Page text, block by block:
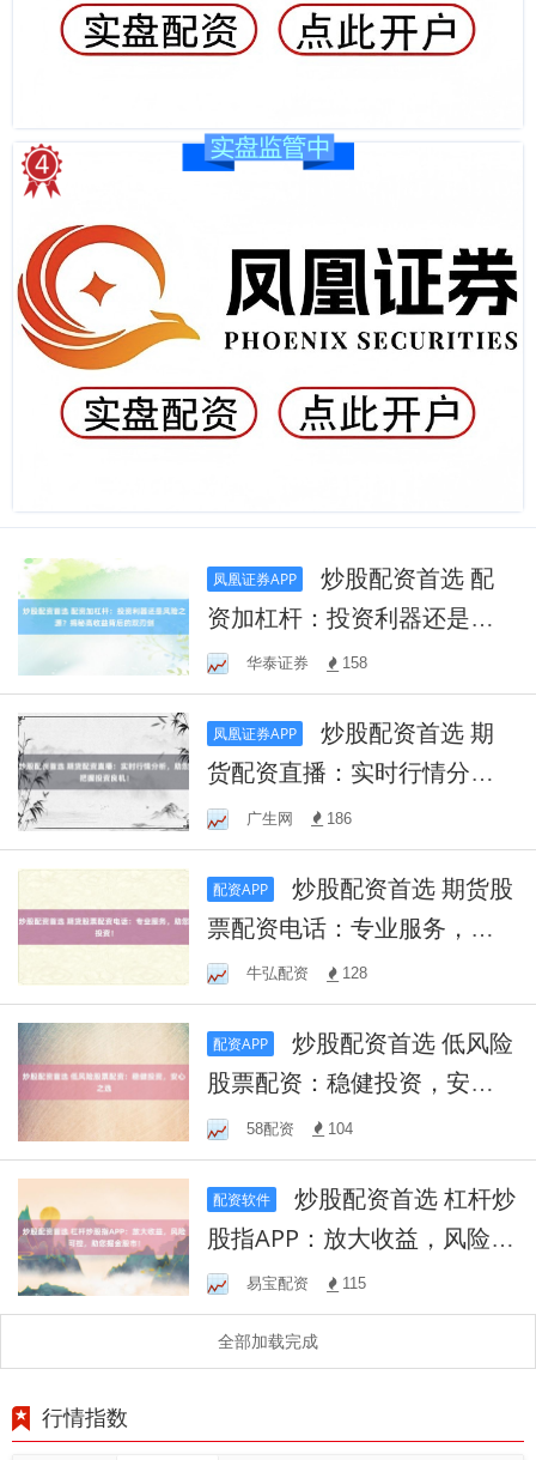
凤凰证券APP
炒股配资首选 配
资加杠杆：投资利器还是风
险之源？揭秘高收益背后的
双刃剑
华泰证券 158
凤凰证券APP
炒股配资首选 期
货配资直播：实时行情分
析，助您把握投资良机！
广生网 186
配资APP
炒股配资首选 期货股
票配资电话：专业服务，助
您投资！
牛弘配资 128
配资APP
炒股配资首选 低风险
股票配资：稳健投资，安心
之选58配资 104
配资软件
炒股配资首选 杠杆炒
股指APP：放大收益，风险可
控，助您掘金股市！
易宝配资 115
全部加载完成
行情指数